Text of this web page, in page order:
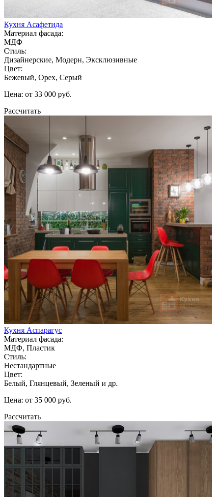
Кухня Асафетида
Материал фасада:
МДФ
Стиль:
Дизайнерские, Модерн, Эксклюзивные
Цвет:
Бежевый, Орех, Серый
Цена: от 33 000 руб.
Рассчитать
Кухня Аспарагус
Материал фасада:
МДФ, Пластик
Стиль:
Нестандартные
Цвет:
Белый, Глянцевый, Зеленый и др.
Цена: от 35 000 руб.
Рассчитать